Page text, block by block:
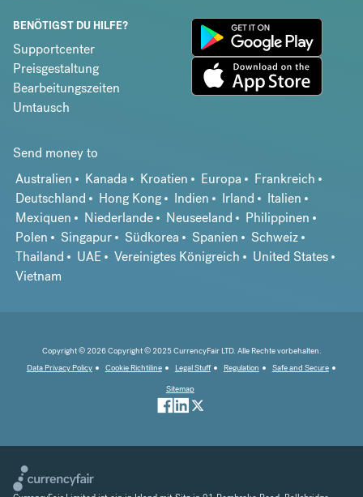
BENÖTIGST DU HILFE?
Supportcenter
Preisgestaltung
Bearbeitungszeiten
Umtausch
Send money to
Australien
Kanada Kroatien Europa
Frankreich
Deutschland
Hong Kong Indien Irland
Italien
Mexiquen
Niederlande Neuseeland
Philippinen
Polen
Singapur Südkorea Spanien
Schweiz
Thailand
UAE Vereinigtes Königreich
United States
Vietnam
Copyright © 2026 Copyright © 2025 CurrencyFair LTD. Alle Rechte vorbehalten.
Data Privacy Policy
Cookie Richtiline Legal Stuff Regulation
Safe and Secure
Sitemap